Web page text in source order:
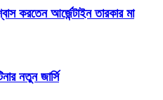
করতেন আর্জেন্টাইন তারকার মা
নতুন জার্সি